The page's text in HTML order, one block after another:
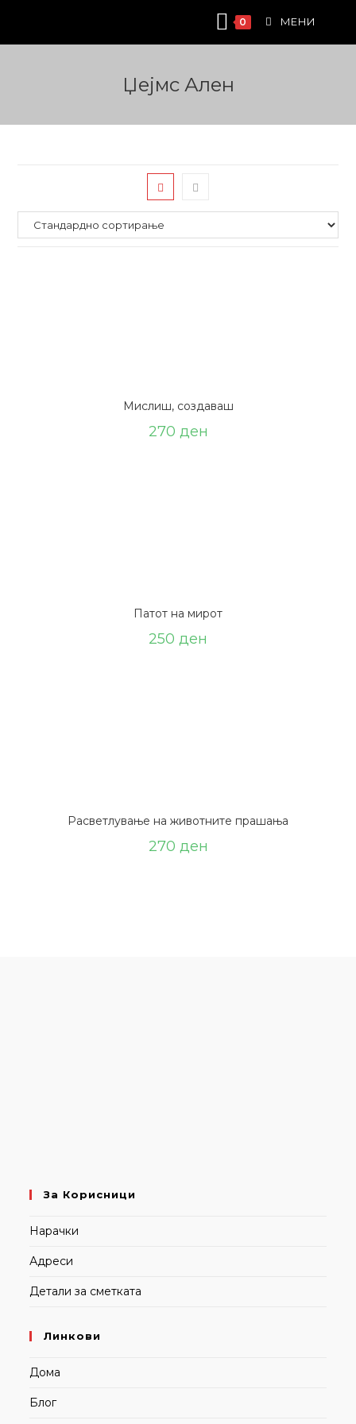
content
0 МЕНИ
Џејмс Ален
Мислиш, создаваш
270 ден
Патот на мирот
250 ден
Расветлување на животните прашања
270 ден
За Корисници
Нарачки
Адреси
Детали за сметката
Линкови
Дома
Блог